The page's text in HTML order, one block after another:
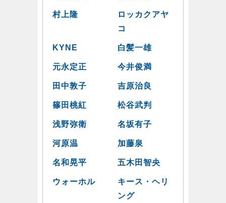
村上隆
ロッカクアヤ
コ
KYNE 白髪一雄
元永定正 今井俊満
田中敦子 吉原治良
篠田桃紅 松谷武判
浅野弥衛 名坂有子
河原温 加藤泉
名和晃平 五木田智央
ウォーホル
キース・ヘリ
ング